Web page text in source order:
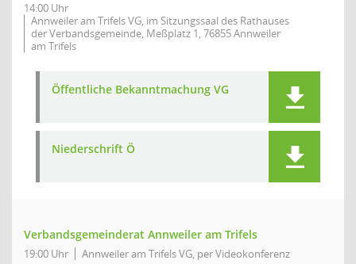
14:00 Uhr
Annweiler am Trifels VG, im Sitzungssaal des Rathauses
der Verbandsgemeinde, Meßplatz 1, 76855 Annweiler
am Trifels
Öffentliche Bekanntmachung VG
Niederschrift Ö
Verbandsgemeinderat Annweiler am Trifels
19:00 Uhr Annweiler am Trifels VG, per Videokonferenz